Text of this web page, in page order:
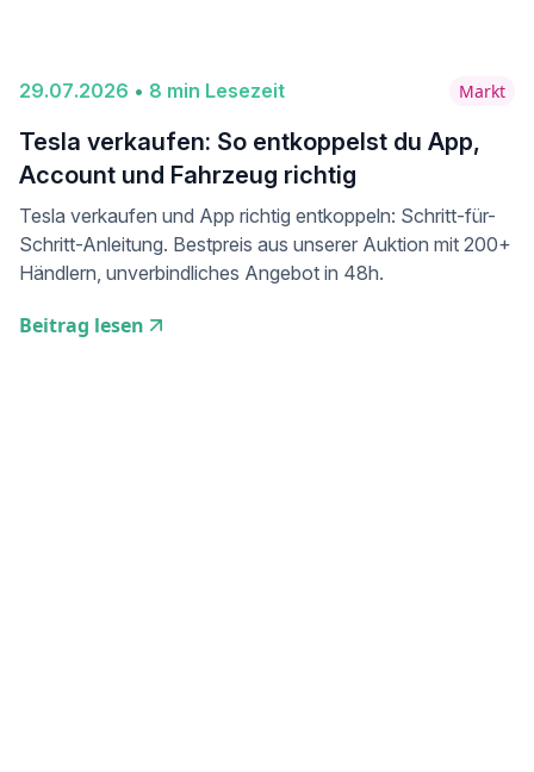
29.07.2026 • 8 min Lesezeit Markt
Tesla verkaufen: So entkoppelst du App,
Account und Fahrzeug richtig
Tesla verkaufen und App richtig entkoppeln: Schritt-für-
Schritt-Anleitung. Bestpreis aus unserer Auktion mit 200+
Händlern, unverbindliches Angebot in 48h.
Beitrag lesen